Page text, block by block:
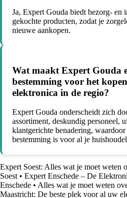
Ja, Expert Gouda biedt bezorg- en
gekochte producten, zodat je
nieuwe aankopen.
Wat maakt Expert Gouda
bestemming voor het
elektronica in de regio?
Expert Gouda onderscheidt zich
assortiment, deskundig personeel,
klantgerichte benadering,
bestemming is voor al je
Expert Soest: Alles wat je moet weten
Soest• Expert Enschede – De
Enschede • Alles wat je moet weten
Maastricht: De beste plek voor al uw